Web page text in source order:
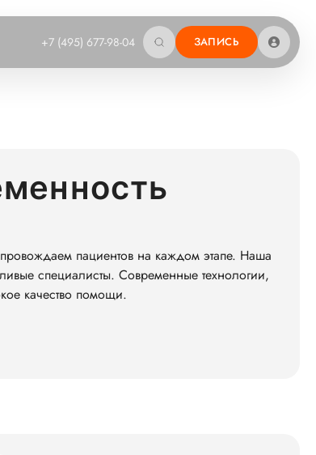
+7 (495) 677-98-04 ЗАПИСЬ
пациентов на каждом этапе. Наша
специалисты. Современные технологии,
качество помощи.